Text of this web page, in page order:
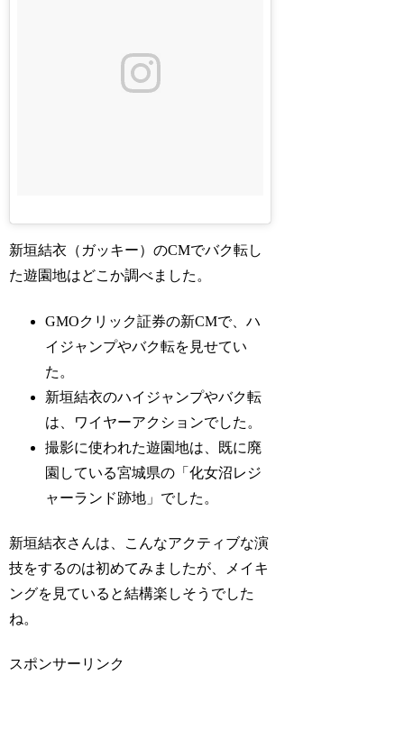
新垣結衣（ガッキー）のCMでバク転し
た遊園地はどこか調べました。
GMOクリック証券の新CMで、ハ
イジャンプやバク転を見せてい
た。
新垣結衣のハイジャンプやバク転
は、ワイヤーアクションでした。
撮影に使われた遊園地は、既に廃
園している宮城県の「化女沼レジ
ャーランド跡地」でした。
新垣結衣さんは、こんなアクティブな演
技をするのは初めてみましたが、メイキ
ングを見ていると結構楽しそうでした
ね。
スポンサーリンク